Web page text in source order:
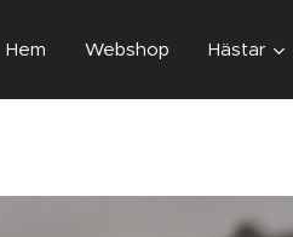
Hem Webshop Hästar